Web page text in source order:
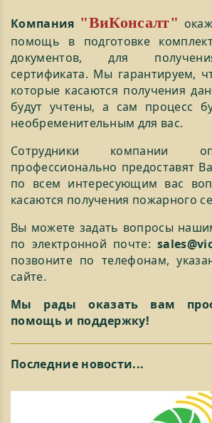
Компания "ВиКонсалт"
помощь в подготовке
документов, для
сертификата. Мы гарантируем,
которые касаются получения
будут учтены, а сам процесс
необременительным для вас.
Сотрудники компании
профессионально предоставят
по всем интересующим вас
касаются получения пожарного
Вы можете задать вопросы
по электронной почте:
позвоните по телефонам,
сайте.
Мы рады оказать вам
помощь и поддержку!
Последние новости...